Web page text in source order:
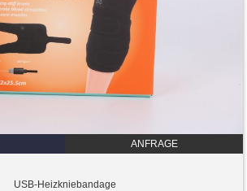
ANFRAGE
USB-Heizkniebandage